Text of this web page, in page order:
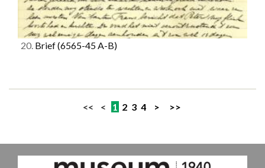
20. Brief(6565-45 A-B)
<< < 1 2 3 4 > >>